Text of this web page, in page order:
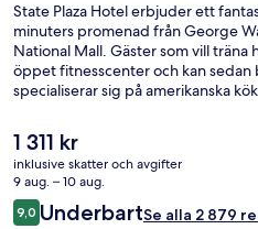
State Plaza Hotel erbjuder ett
minuters promenad från George
National Mall. Gäster som vill
öppet fitnesscenter och kan sedan
specialiserar sig på amerikanska
terrass och en trädgård. De sköna
personalen brukar uppskattas av
bara en kort promenad från
tar det inte mer än 8 minuter att gå.
Det
nuvarande
priset
är
1 311 kr
1 311 kr
inklusive skatter och avgifter
9 aug. – 10 aug.
Recensioner
9,09,0 av 10,
UnderbartSe alla 2 879